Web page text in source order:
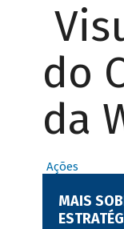
do
da
Ações
MAIS